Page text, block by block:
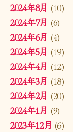
2024年8月 (10)
2024年7月 (6)
2024年6月 (4)
2024年5月 (19)
2024年4月 (12)
2024年3月 (18)
2024年2月 (20)
2024年1月 (9)
2023年12月 (6)